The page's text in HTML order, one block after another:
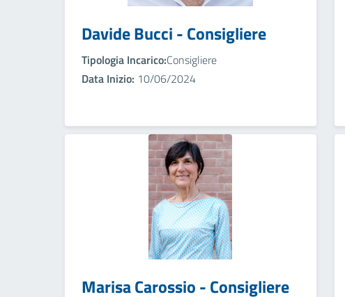
Davide Bucci - Consigliere
Tipologia Incarico:Consigliere
Data Inizio: 10/06/2024
Marisa Carossio - Consigliere